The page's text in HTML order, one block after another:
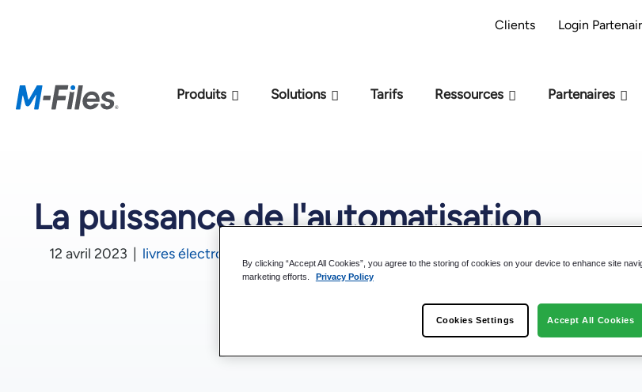
Clients Login
Produits Solutions Tarifs Ressources Partenaires
La puissance de l'automatisation
12 avril 2023 livres électroniques
By clicking “Accept All Cookies”, you agree to the storing of cookies on your device to enhance site
marketing efforts.
Privacy Policy
Cookies Settings Accept All Cookies